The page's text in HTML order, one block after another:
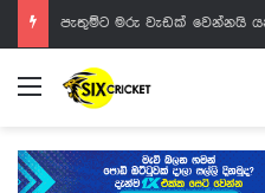
පාකිස්ථානයට මිරාස් දුන් තෑග්ග
Menu